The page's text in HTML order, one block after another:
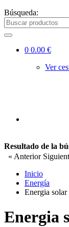
Búsqueda:
0 0.00 €
Ver
Resultado de la
« Anterior
Inicio
Energía
Energia solar
Energia